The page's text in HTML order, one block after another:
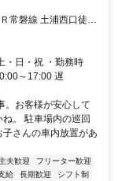
店の警備スタッフ
るための待遇充実◎
常磐線 土浦西口徒歩
・日・祝 ・勤務時
～17:00 遅
。お客様が安心して
。 駐車場内の巡回
さんの車内放置があ
夫歓迎
フリーター歓迎
給 長期歓迎
シフト制